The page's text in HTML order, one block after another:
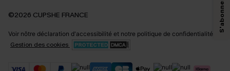
©2026 CUPSHE FRANCE
Voir nôtre déclaration d'accessibilité et notre politique de confidentialité.
Gestion des cookies
personnaliser nos contenus et nos offres, et de vous recommander des
Politique de
confidentialité. Vous pouvez vous désabonner à tout moment.